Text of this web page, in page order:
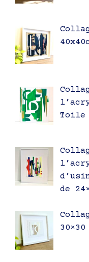
Toile
de
30×30